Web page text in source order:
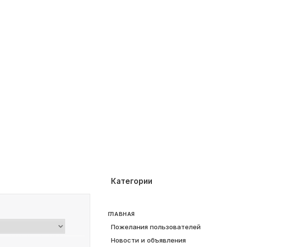
Категории
ГЛАВНАЯ
Пожелания пользователей
Новости и объявления